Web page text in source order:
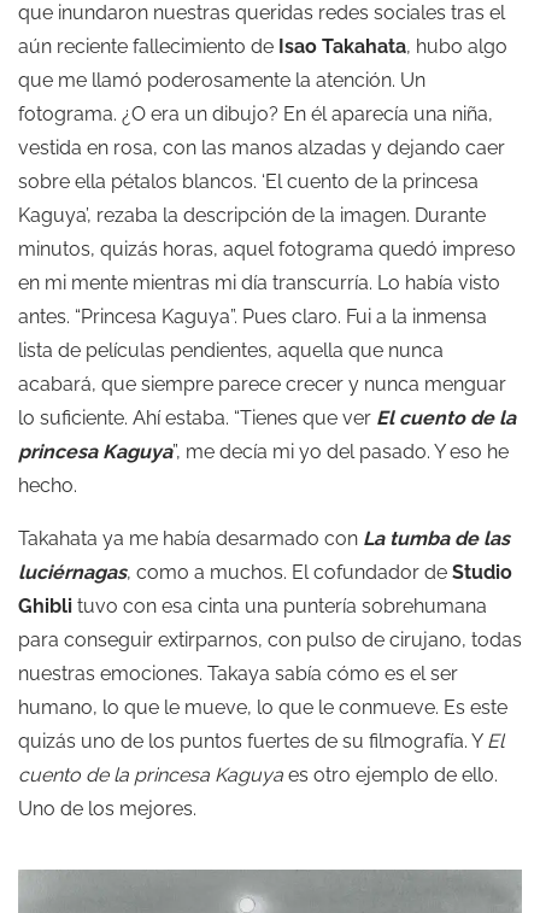
que inundaron nuestras queridas redes sociales tras el
aún reciente fallecimiento de Isao Takahata, hubo algo
que me llamó poderosamente la atención. Un
fotograma. ¿O era un dibujo? En él aparecía una niña,
vestida en rosa, con las manos alzadas y dejando caer
sobre ella pétalos blancos. ‘El cuento de la princesa
Kaguya’, rezaba la descripción de la imagen. Durante
minutos, quizás horas, aquel fotograma quedó impreso
en mi mente mientras mi día transcurría. Lo había visto
antes. “Princesa Kaguya”. Pues claro. Fui a la inmensa
lista de películas pendientes, aquella que nunca
acabará, que siempre parece crecer y nunca menguar
lo suficiente. Ahí estaba. “Tienes que ver El cuento de la
princesa Kaguya”, me decía mi yo del pasado. Y eso he
hecho.
Takahata ya me había desarmado con La tumba de las
luciérnagas, como a muchos. El cofundador de Studio
Ghibli tuvo con esa cinta una puntería sobrehumana
para conseguir extirparnos, con pulso de cirujano, todas
nuestras emociones. Takaya sabía cómo es el ser
humano, lo que le mueve, lo que le conmueve. Es este
quizás uno de los puntos fuertes de su filmografía. Y El
cuento de la princesa Kaguya es otro ejemplo de ello.
Uno de los mejores.